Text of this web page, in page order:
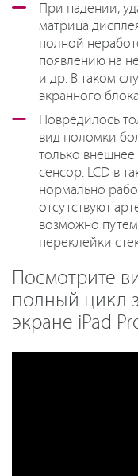
При падении,
матрица
полной
появлению на
и др. В таком
экранного
Повредилось
вид поломки
только внешнее
сенсор. LCD в
нормально
отсутствуют
возможно
переклейки
Посмотрите
полный цикл
экране iPad